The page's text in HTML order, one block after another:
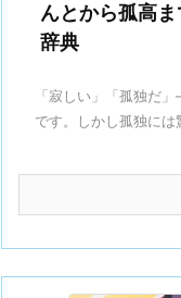
んとから孤高
辞典
「寂しい」「孤独だ
です。しかし孤独には